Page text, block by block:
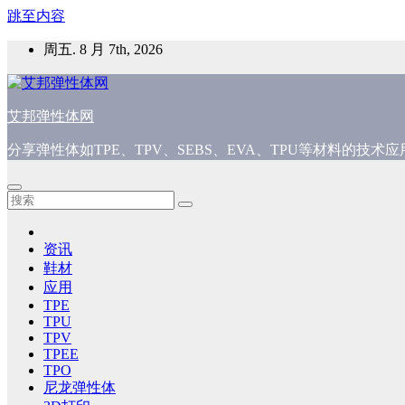
跳至内容
周五. 8 月 7th, 2026
艾邦弹性体网
分享弹性体如TPE、TPV、SEBS、EVA、TPU等材料的技术
资讯
鞋材
应用
TPE
TPU
TPV
TPEE
TPO
尼龙弹性体